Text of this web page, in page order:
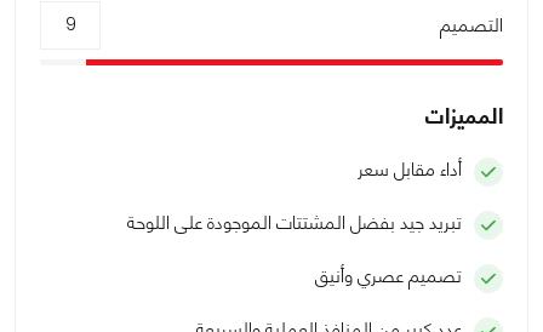
التصميم 9
المميزات
أداء مقابل سعر
تبريد جيد بفضل المشتتات الموجودة على اللوحة
تصميم عصري وأنيق